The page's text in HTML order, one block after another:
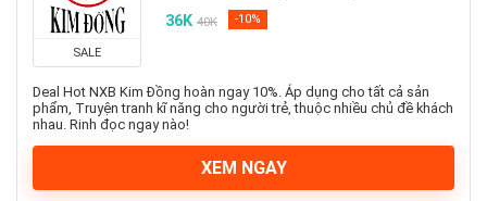
SALE
36K 40K -10%
Deal Hot NXB Kim Đồng hoàn ngay 10%. Áp dụng cho tất cả sản
phẩm, Truyện tranh kĩ năng cho người trẻ, thuộc nhiều chủ đề khách
nhau. Rinh đọc ngay nào!
XEM NGAY